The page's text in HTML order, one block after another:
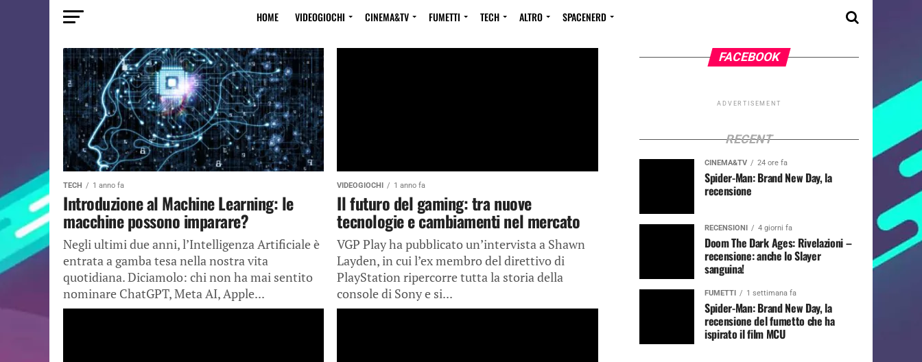
HOME VIDEOGIOCHI CINEMA&TV FUMETTI TECH ALTRO SPACENERD
TECH 1 anno fa
Introduzione al Machine Learning: le
macchine possono imparare?
Negli ultimi due anni, l’Intelligenza Artificiale è
entrata a gamba tesa nella nostra vita
quotidiana. Diciamolo: chi non ha mai sentito
nominare ChatGPT, Meta AI, Apple...
VIDEOGIOCHI 1 anno fa
Il futuro del gaming: tra nuove
tecnologie e cambiamenti nel mercato
VGP Play ha pubblicato un’intervista a Shawn
Layden, in cui l’ex membro del direttivo di
PlayStation ripercorre tutta la storia della
console di Sony e si...
FACEBOOK
ADVERTISEMENT
RECENT
CINEMA&TV 24 ore fa
Spider-Man: Brand New Day, la
recensione
RECENSIONI 4 giorni fa
Doom The Dark Ages: Rivelazioni –
recensione: anche lo Slayer
sanguina!
FUMETTI 1 settimana fa
Spider-Man: Brand New Day, la
recensione del fumetto che ha
ispirato il film MCU